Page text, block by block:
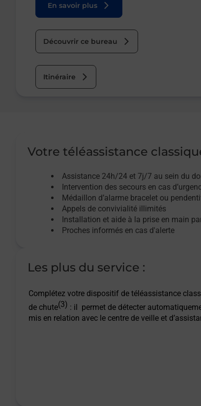
En savoir plus
Découvrir ce bureau
Itinéraire
Votre téléassistance
Assistance 24h/24 et 7j/7 au sein du
Intervention des secours en cas
Médaillon d’alarme bracelet ou
Appels de convivialité illimités
Installation et aide à la prise en main
Proches informés en cas d'alerte
Les plus du service :
Complétez votre dispositif de téléassistance
de chute(3) : il permet de détecter
mis en relation avec le centre de veille et